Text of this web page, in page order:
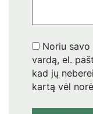
Noriu
vardą, el.
kad jų
kartą vėl